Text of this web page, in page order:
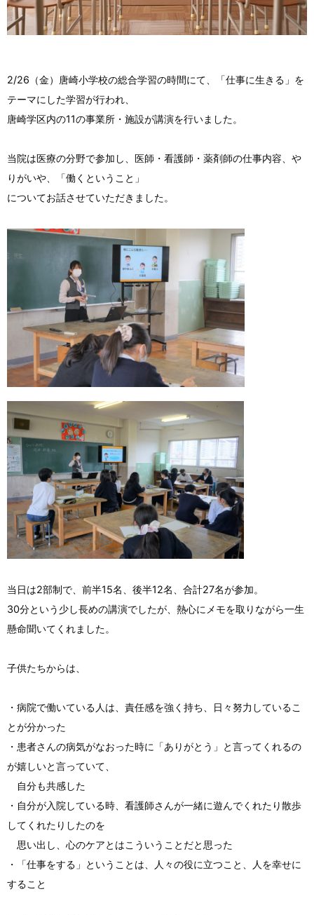
2/26（金）唐崎小学校の総合学習の時間にて、「仕事に生きる」を
テーマにした学習が行われ、
唐崎学区内の11の事業所・施設が講演を行いました。
当院は医療の分野で参加し、医師・看護師・薬剤師の仕事内容、や
りがいや、「働くということ」
についてお話させていただきました。
当日は2部制で、前半15名、後半12名、合計27名が参加。
30分という少し長めの講演でしたが、熱心にメモを取りながら一生
懸命聞いてくれました。
子供たちからは、
・病院で働いている人は、責任感を強く持ち、日々努力しているこ
とが分かった
・患者さんの病気がなおった時に「ありがとう」と言ってくれるの
が嬉しいと言っていて、
自分も共感した
・自分が入院している時、看護師さんが一緒に遊んでくれたり散歩
してくれたりしたのを
思い出し、心のケアとはこういうことだと思った
・「仕事をする」ということは、人々の役に立つこと、人を幸せに
すること